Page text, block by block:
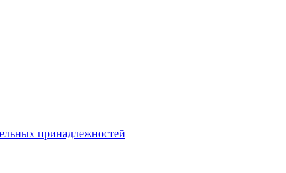
принадлежностей